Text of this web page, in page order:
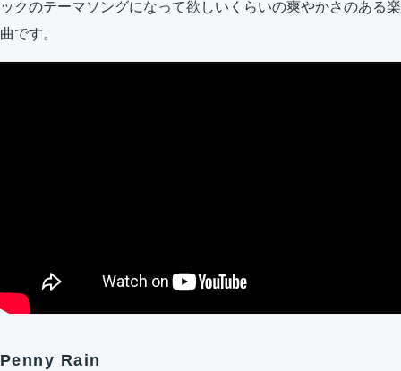
ックのテーマソングになって欲しいくらいの爽やかさのある楽
曲です。
Penny Rain